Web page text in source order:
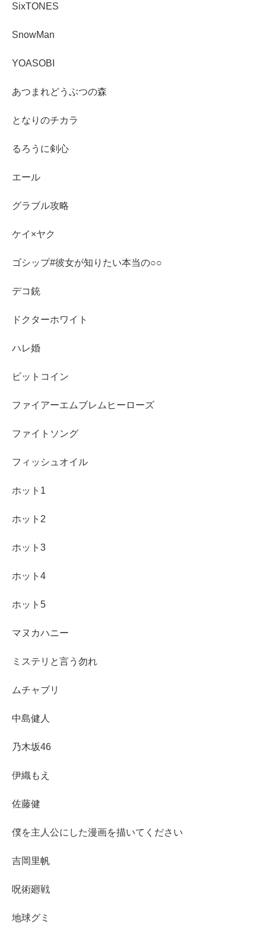
SixTONES
SnowMan
YOASOBI
あつまれどうぶつの森
となりのチカラ
るろうに剣心
エール
グラブル攻略
ケイ×ヤク
ゴシップ#彼女が知りたい本当の○○
デコ銃
ドクターホワイト
ハレ婚
ビットコイン
ファイアーエムブレムヒーローズ
ファイトソング
フィッシュオイル
ホット1
ホット2
ホット3
ホット4
ホット5
マヌカハニー
ミステリと言う勿れ
ムチャブリ
中島健人
乃木坂46
伊織もえ
佐藤健
僕を主人公にした漫画を描いてください
吉岡里帆
呪術廻戦
地球グミ